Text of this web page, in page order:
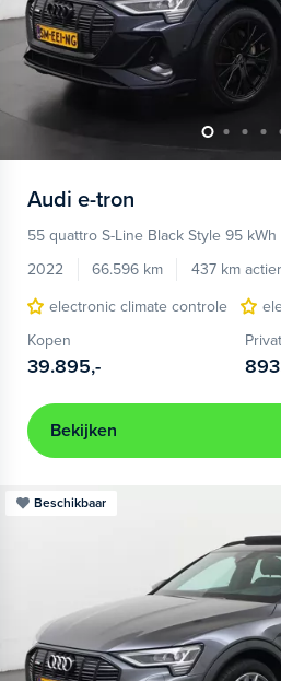
Audi e-tron
55 quattro S-Line Black Style 95 kWh
2022
66.596 km 437 km
electronic climate controle
Kopen
39.895,-
Bekijken
Beschikbaar